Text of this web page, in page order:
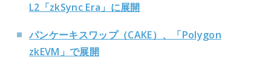
L2「zkSync Era」に展開
パンケーキスワップ（CAKE）、「Polygon
zkEVM」で展開